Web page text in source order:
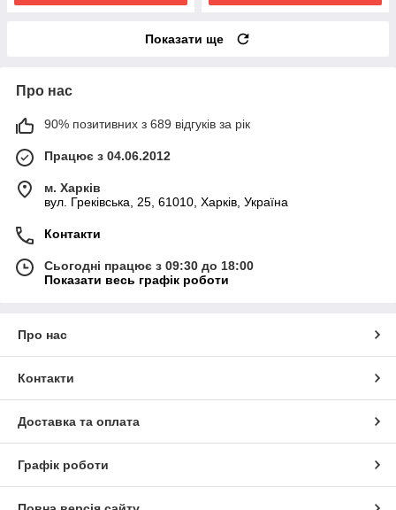
Показати ще
Про нас
90% позитивних з 689 відгуків за рік
Працює з 04.06.2012
м. Харків
вул. Греківська, 25, 61010, Харків, Україна
Контакти
Сьогодні працює з 09:30 до 18:00
Показати весь графік роботи
Про нас
Контакти
Доставка та оплата
Графік роботи